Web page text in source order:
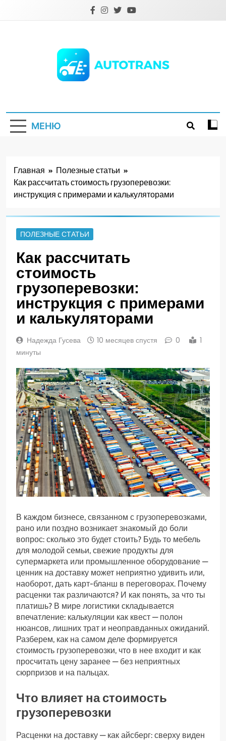
МЕНЮ
Главная
Полезные статьи
Как рассчитать стоимость грузоперевозки:
инструкция с примерами и калькуляторами
ПОЛЕЗНЫЕ СТАТЬИ
Как рассчитать
стоимость
грузоперевозки:
инструкция с примерами
и калькуляторами
Надежда Гусева 10 месяцев спустя 0
1
минуты
В каждом бизнесе, связанном с грузоперевозками,
рано или поздно возникает знакомый до боли
вопрос: сколько это будет стоить? Будь то мебель
для молодой семьи, свежие продукты для
супермаркета или промышленное оборудование —
ценник на доставку может неприятно удивить или,
наоборот, дать карт-бланш в переговорах. Почему
расценки так различаются? И как понять, за что ты
платишь? В мире логистики складывается
впечатление: калькуляции как квест — полон
нюансов, лишних трат и неоправданных ожиданий.
Разберем, как на самом деле формируется
стоимость грузоперевозки, что в нее входит и как
просчитать цену заранее — без неприятных
сюрпризов и на пальцах.
Что влияет на стоимость
грузоперевозки
Расценки на доставку — как айсберг: сверху виден